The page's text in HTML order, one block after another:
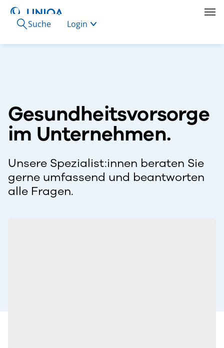
Suche Login
Gesundheitsvorsorge
im Unternehmen.
Unsere Spezialist:innen beraten Sie
gerne umfassend und beantworten
alle Fragen.